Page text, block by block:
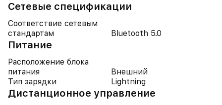
Cетевые спецификации
Соответствие сетевым
стандартам
Bluetooth 5.0
Питание
Расположение блока
питания
Внешний
Тип зарядки
Lightning
Дистанционное управление